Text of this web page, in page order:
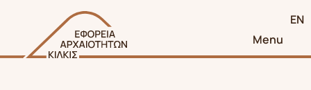
EN
Menu